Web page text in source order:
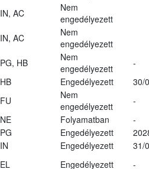
IN, AC
Nem
engedélyezett
IN, AC
Nem
engedélyezett
PG, HB
Nem
engedélyezett
-
HB Engedélyezett
30/
FU
Nem
engedélyezett
-
NE Folyamatban
-
PG Engedélyezett
IN Engedélyezett
31/
EL Engedélyezett
-